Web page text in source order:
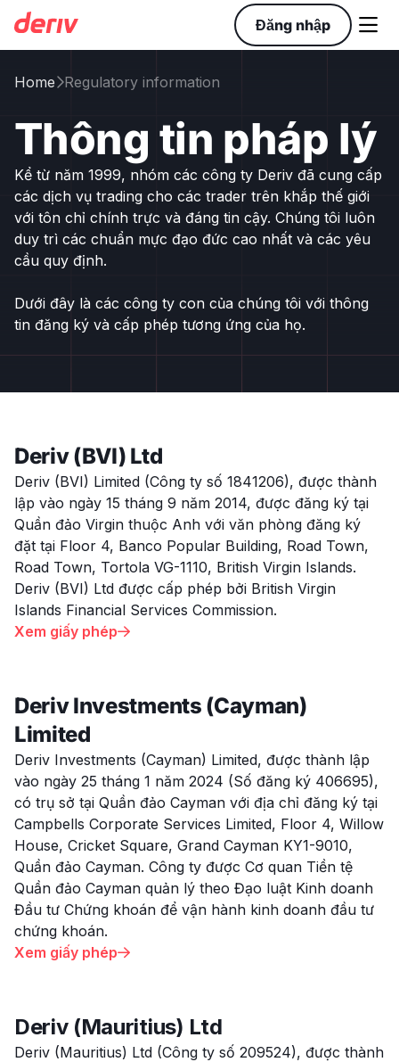
Đăng nhập 
HomeRegulatory information
Thông tin pháp lý
Kể từ năm 1999, nhóm các công ty Deriv đã cung cấp
các dịch vụ trading cho các trader trên khắp thế giới
với tôn chỉ chính trực và đáng tin cậy. Chúng tôi luôn
duy trì các chuẩn mực đạo đức cao nhất và các yêu
cầu quy định.
Dưới đây là các công ty con của chúng tôi với thông
tin đăng ký và cấp phép tương ứng của họ.
Deriv (BVI) Ltd
Deriv (BVI) Limited (Công ty số 1841206), được thành
lập vào ngày 15 tháng 9 năm 2014, được đăng ký tại
Quần đảo Virgin thuộc Anh với văn phòng đăng ký
đặt tại Floor 4, Banco Popular Building, Road Town,
Road Town, Tortola VG-1110, British Virgin Islands.
Deriv (BVI) Ltd được cấp phép bởi British Virgin
Islands Financial Services Commission.
Xem giấy phép
Deriv Investments (Cayman)
Limited
Deriv Investments (Cayman) Limited, được thành lập
vào ngày 25 tháng 1 năm 2024 (Số đăng ký 406695),
có trụ sở tại Quần đảo Cayman với địa chỉ đăng ký tại
Campbells Corporate Services Limited, Floor 4, Willow
House, Cricket Square, Grand Cayman KY1-9010,
Quần đảo Cayman. Công ty được Cơ quan Tiền tệ
Quần đảo Cayman quản lý theo Đạo luật Kinh doanh
Đầu tư Chứng khoán để vận hành kinh doanh đầu tư
chứng khoán.
Xem giấy phép
Deriv (Mauritius) Ltd
Deriv (Mauritius) Ltd (Công ty số 209524), được thành